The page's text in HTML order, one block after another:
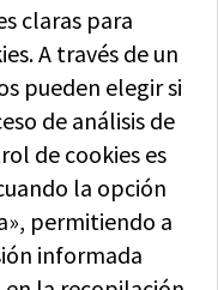
claras para
A través de un
pueden elegir si
de análisis de
de cookies es
la opción
permitiendo a
informada